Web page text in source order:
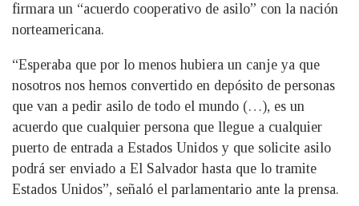
firmara un “acuerdo cooperativo de asilo” con la nación
norteamericana.
“Esperaba que por lo menos hubiera un canje ya que
nosotros nos hemos convertido en depósito de personas
que van a pedir asilo de todo el mundo (…), es un
acuerdo que cualquier persona que llegue a cualquier
puerto de entrada a Estados Unidos y que solicite asilo
podrá ser enviado a El Salvador hasta que lo tramite
Estados Unidos”, señaló el parlamentario ante la prensa.